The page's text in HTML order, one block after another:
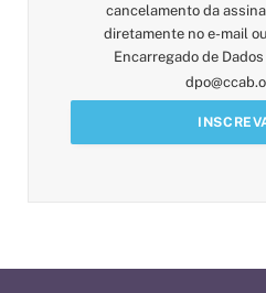
cancelamento da
diretamente no e-mail
Encarregado de